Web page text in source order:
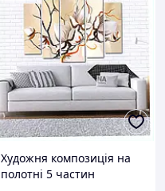
Художня композиція на
полотні 5 частин